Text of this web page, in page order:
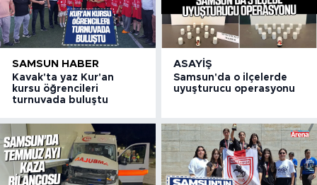
SAMSUN HABER
Kavak'ta yaz Kur'an
kursu öğrencileri
turnuvada buluştu
ASAYIŞ
Samsun'da o ilçelerde
uyuşturucu operasyonu